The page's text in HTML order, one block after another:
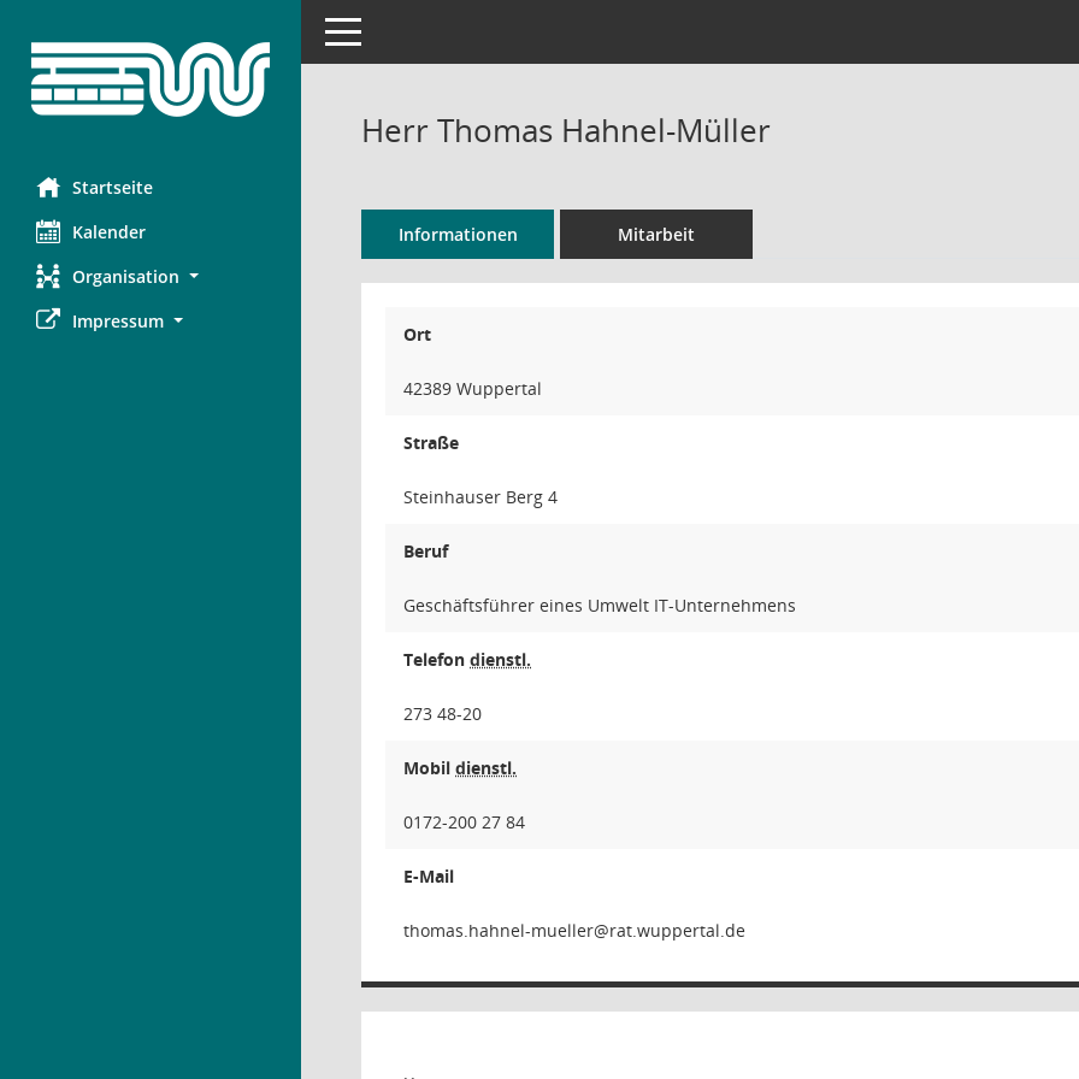
Startseite
Kalender
Organisation
Impressum
Toggle navigation
Herr Thomas Hahnel-Müller
Informationen Mitarbeit
Ort
42389 Wuppertal
Straße
Steinhauser Berg 4
Beruf
Geschäftsführer eines Umwelt IT-Unternehmens
Telefon dienstl.
273 48-20
Mobil dienstl.
0172-200 27 84
E-Mail
relleum-len